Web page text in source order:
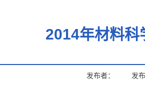
2014年材料科
发布者： 发